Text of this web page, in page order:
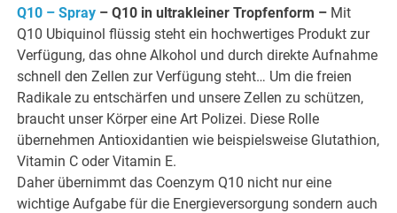
Q10 – Spray – Q10 in ultrakleiner Tropfenform – Mit
Q10 Ubiquinol flüssig steht ein hochwertiges Produkt zur
Verfügung, das ohne Alkohol und durch direkte Aufnahme
schnell den Zellen zur Verfügung steht… Um die freien
Radikale zu entschärfen und unsere Zellen zu schützen,
braucht unser Körper eine Art Polizei. Diese Rolle
übernehmen Antioxidantien wie beispielsweise Glutathion,
Vitamin C oder Vitamin E.
Daher übernimmt das Coenzym Q10 nicht nur eine
wichtige Aufgabe für die Energieversorgung sondern auch